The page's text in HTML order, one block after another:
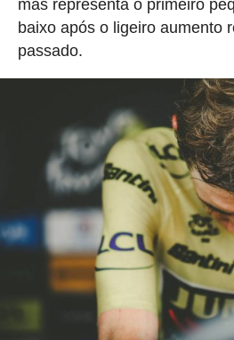
mas representa o primeiro
baixo após o ligeiro aumento
passado.